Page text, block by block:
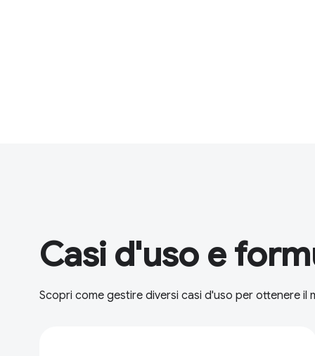
Casi d'uso e
Scopri come gestire diversi casi d'uso per ottenere il